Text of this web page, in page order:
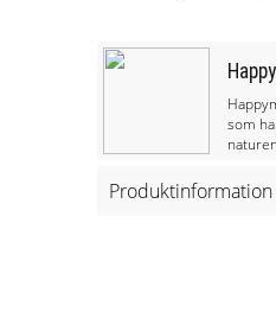
som
låter
Produktinformation